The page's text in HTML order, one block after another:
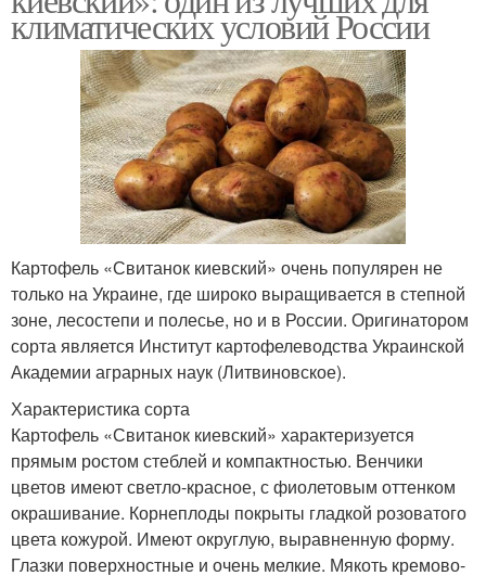
климатических условий России
Картофель «Свитанок киевский» очень популярен не
только на Украине, где широко выращивается в степной
зоне, лесостепи и полесье, но и в России. Оригинатором
сорта является Институт картофелеводства Украинской
Академии аграрных наук (Литвиновское).
Характеристика сорта
Картофель «Свитанок киевский» характеризуется
прямым ростом стеблей и компактностью. Венчики
цветов имеют светло-красное, с фиолетовым оттенком
окрашивание. Корнеплоды покрыты гладкой розоватого
цвета кожурой. Имеют округлую, выравненную форму.
Глазки поверхностные и очень мелкие. Мякоть кремово-